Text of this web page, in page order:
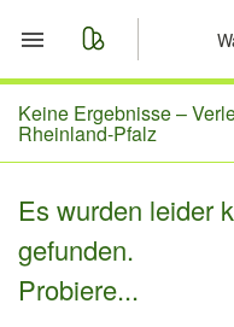
Start
Merkliste
Nachrichten
Anzeige
Keine Ergebnisse –
Rheinland-Pfalz
Es wurden leider
gefunden.
Probiere...